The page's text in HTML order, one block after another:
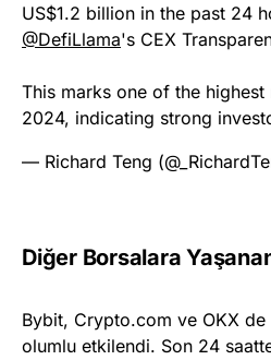
US$1.2 billion in the past 24
@DefiLlama's CEX
This marks one of the
2024, indicating strong
— Richard Teng
Diğer Borsalara
Bybit, Crypto.com ve OKX
olumlu etkilendi. Son 24